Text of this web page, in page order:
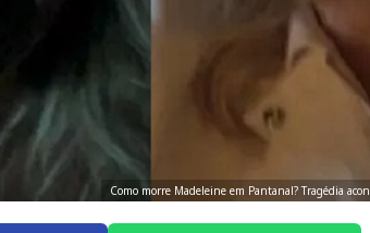
Como morre Madeleine em Pantanal? Tragédia